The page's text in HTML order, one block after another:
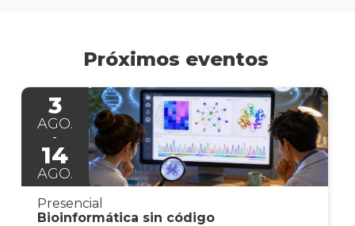
Próximos eventos
3
AGO.
14
AGO.
Presencial
Bioinformática sin código